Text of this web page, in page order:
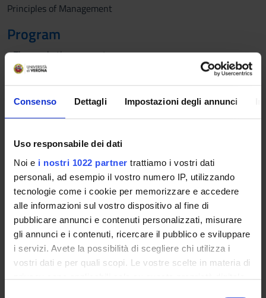
Consenso Dettagli Impostazioni degli annunci
Uso responsabile dei dati
Noi e i nostri 1022 partner trattiamo i vostri dati
personali, ad esempio il vostro numero IP, utilizzando
tecnologie come i cookie per memorizzare e accedere
alle informazioni sul vostro dispositivo al fine di
pubblicare annunci e contenuti personalizzati, misurare
gli annunci e i contenuti, ricercare il pubblico e sviluppare
i servizi. Avete la possibilità di scegliere chi utilizza i
vostri dati e per quali scopi. Le vostre scelte in materia di
privacy sono applicabili solo su questa proprietà digitale
Principles of Management
Program
- The marketing concept
- Strategic marketing
- Consumer behaviour
- Marketing research
Kerin, Hartley, Pellegrini, Massara, Corsaro, Marketing,
Attending students:
- Chapters 1, 3, 5, 6, 7, 8, 9, 10, 11, 12, 13, 14, 15, 19, 20,
22, 23.
- notes from lectures
- slides
- seminar lectures by industry experts.
Non attending students:
- Chapters 1, 3, 4, 5, 6, 7, 8, 9, 10, 11, 12, 13, 14, 15, 16, 19,
20, 21, 22, 23.